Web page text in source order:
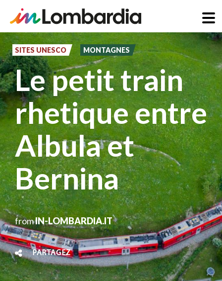
Aller
au
contenu
principal
SITES UNESCO MONTAGNES
Le petit train
rhetique entre
Albula et
Bernina
fromIN-LOMBARDIA.IT
PARTAGEZ